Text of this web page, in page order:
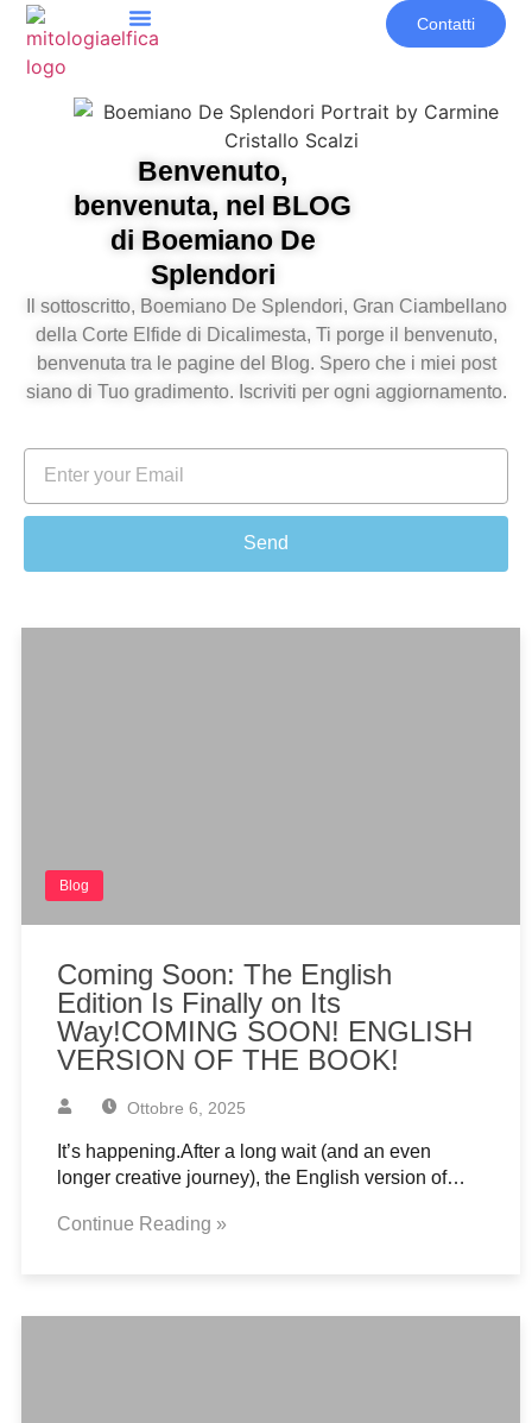
Contatti
Benvenuto,
benvenuta, nel BLOG
di Boemiano De
Splendori
Il sottoscritto, Boemiano De Splendori, Gran Ciambellano
della Corte Elfide di Dicalimesta, Ti porge il benvenuto,
benvenuta tra le pagine del Blog. Spero che i miei post
siano di Tuo gradimento. Iscriviti per ogni aggiornamento.
Send
Blog
Coming Soon: The English
Edition Is Finally on Its
Way!COMING SOON! ENGLISH
VERSION OF THE BOOK!
Ottobre 6, 2025
It’s happening.After a long wait (and an even
longer creative journey), the English version of…
Continue Reading »